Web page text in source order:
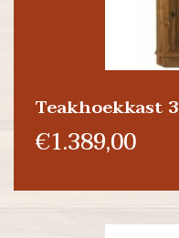
Teakhoekkast
€1.389,00